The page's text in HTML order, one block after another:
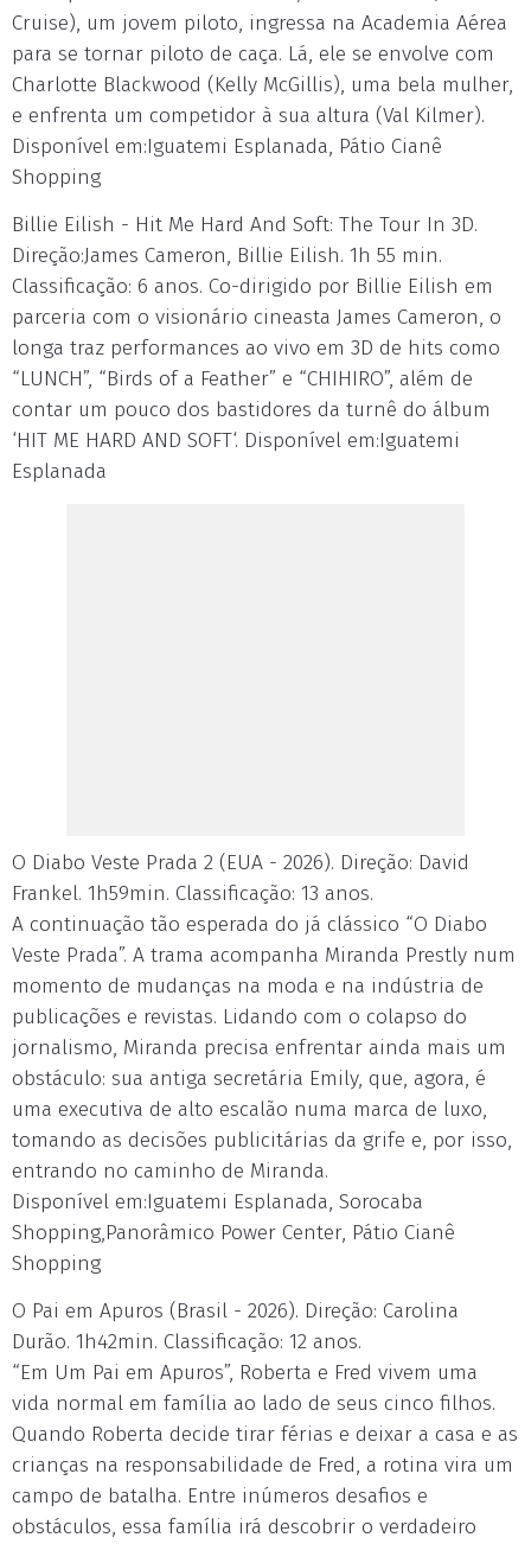
Cruise), um jovem piloto, ingressa na Academia Aérea
para se tornar piloto de caça. Lá, ele se envolve com
Charlotte Blackwood (Kelly McGillis), uma bela mulher,
e enfrenta um competidor à sua altura (Val Kilmer).
Disponível em:Iguatemi Esplanada, Pátio Cianê
Shopping
Billie Eilish - Hit Me Hard And Soft: The Tour In 3D.
Direção:James Cameron, Billie Eilish. 1h 55 min.
Classificação: 6 anos. Co-dirigido por Billie Eilish em
parceria com o visionário cineasta James Cameron, o
longa traz performances ao vivo em 3D de hits como
“LUNCH”, “Birds of a Feather” e “CHIHIRO”, além de
contar um pouco dos bastidores da turnê do álbum
‘HIT ME HARD AND SOFT‘. Disponível em:Iguatemi
Esplanada
O Diabo Veste Prada 2 (EUA - 2026). Direção: David
Frankel. 1h59min. Classificação: 13 anos.
A continuação tão esperada do já clássico “O Diabo
Veste Prada”. A trama acompanha Miranda Prestly num
momento de mudanças na moda e na indústria de
publicações e revistas. Lidando com o colapso do
jornalismo, Miranda precisa enfrentar ainda mais um
obstáculo: sua antiga secretária Emily, que, agora, é
uma executiva de alto escalão numa marca de luxo,
tomando as decisões publicitárias da grife e, por isso,
entrando no caminho de Miranda.
Disponível em:Iguatemi Esplanada, Sorocaba
Shopping,Panorâmico Power Center, Pátio Cianê
Shopping
O Pai em Apuros (Brasil - 2026). Direção: Carolina
Durão. 1h42min. Classificação: 12 anos.
“Em Um Pai em Apuros”, Roberta e Fred vivem uma
vida normal em família ao lado de seus cinco filhos.
Quando Roberta decide tirar férias e deixar a casa e as
crianças na responsabilidade de Fred, a rotina vira um
campo de batalha. Entre inúmeros desafios e
obstáculos, essa família irá descobrir o verdadeiro